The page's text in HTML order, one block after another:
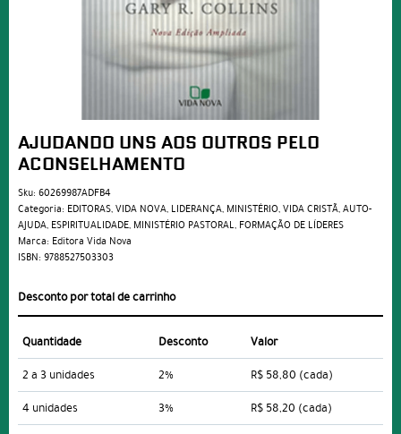
AJUDANDO UNS AOS OUTROS PELO
ACONSELHAMENTO
Sku: 60269987ADFB4
Categoria: EDITORAS,VIDA NOVA, LIDERANÇA, MINISTÉRIO,VIDA CRISTÃ,AUTO-
AJUDA, ESPIRITUALIDADE, MINISTÉRIO PASTORAL, FORMAÇÃO DE LÍDERES
Marca: Editora Vida Nova
ISBN: 9788527503303
Desconto por total de carrinho
Quantidade Desconto
Valor
2 a 3 unidades
2% R$ 58,80 (cada)
4 unidades
3% R$ 58,20 (cada)